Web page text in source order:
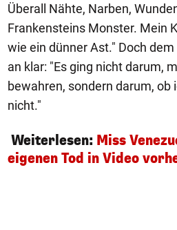
Überall Nähte, Narben,
Frankensteins Monster. Mein
wie ein dünner Ast." Doch
an klar: "Es ging nicht darum,
bewahren, sondern darum, ob
nicht."
Weiterlesen: Miss
eigenen Tod in Video